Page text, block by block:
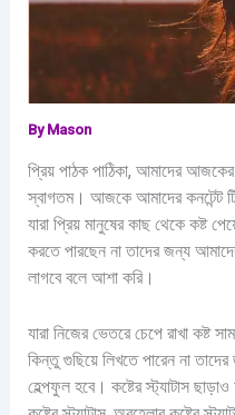
By Mason
প্রিয় পাঠক পাঠিকা, আমাদের
স্বাগতম। আজকে আমাদের কনটেন্ট টি
যারা প্রিয় মানুষের কাছ থেকে কষ্ট
করতে পারছেন না তাদের জন্য
লাগবে বলে আশা করি।
যারা নিজের ভেতরে চেপে রাখা কষ্ট
কিন্তু গুছিয়ে লিখতে পারেন না
হেল্পফুল হবে। কষ্টের স্ট্যাটাস